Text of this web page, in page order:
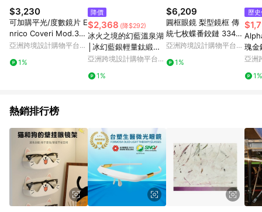
面，方享導購資格。
$3,230
可加購平光/度數鏡片 E
nrico Coveri Mod.313
510 90年代古董眼鏡
亞洲跨境設計購物平台
1%
降價
$2,368 (降$292)
冰火之境的幻藍溫泉湖
│冰幻藍銀輕量鈦緞面
套圈圓框濾藍光眼鏡
亞洲跨境設計購物平台
1%
$6,209
圓框眼鏡 梨型鏡框 傳
統七枚蝶番鉸鏈 334-C
4
亞洲跨境設計購物平台
1%
歷
瑰金
古董
亞洲
1%
熱銷排行榜